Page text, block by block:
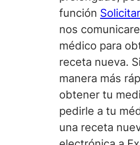
función
nos
médico para
receta nueva.
manera más
obtener tu
pedirle a tu
una receta